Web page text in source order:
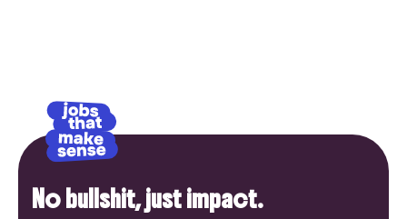
No bullshit, just impact.